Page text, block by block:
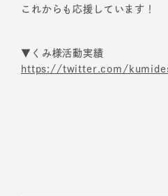
これからも応援しています！
▼くみ様活動実績
https://twitter.com/